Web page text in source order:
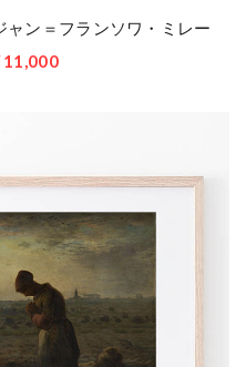
ャン＝フランソワ・ミレー
11,000